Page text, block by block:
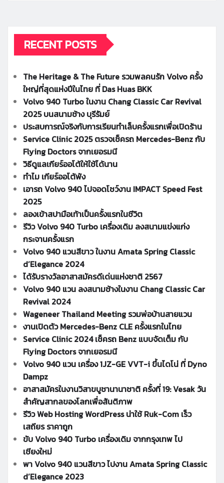
RECENT POSTS
The Heritage & The Future รวมพลคนรัก Volvo ครั้ง
ใหญ่ที่สุดแห่งปีในไทย ที่ Das Huas BKK
Volvo 940 Turbo ในงาน Chang Classic Car Revival
2025 บนสนามช้าง บุรีรัมย์
ประสบการณ์จริงกับการเรียนทำเล็บครั้งแรกเพื่อเปิดร้าน
Service Clinic 2025 ตรวจเช็ครถ Mercedes-Benz กับ
Flying Doctors จากเยอรมนี
วิธีดูแลเกียร์ออโต้ให้ใช้ได้นาน
ทำไม เกียร์ออโต้พัง
เอารถ Volvo 940 ไปจอดโชว์งาน IMPACT Speed Fest
2025
ลองเข้าสปามือเท้าเป็นครั้งแรกในชีวิต
รีวิว Volvo 940 Turbo เครื่องเดิม ลงสนามแข่งแก่ง
กระจานครั้งแรก
Volvo 940 แวนสีขาว ในงาน Amata Spring Classic
d’Elegance 2024
ได้รับรางวัลอาสาสมัครดีเด่นแห่งชาติ 2567
Volvo 940 แวน ลงสนามช้างในงาน Chang Classic Car
Revival 2024
Wageneer Thailand Meeting รวมพ่อบ้านสายแวน
งานเปิดตัว Mercedes-Benz CLE ครั้งแรกในไทย
Service Clinic 2024 เช็ครถ Benz แบบจัดเต็ม กับ
Flying Doctors จากเยอรมนี
Volvo 940 แวน เครื่อง 1JZ-GE VVT-i ขึ้นไดโน่ ที่ Dyno
Dampz
อาสาสมัครในงานวิสาขบูชานานาชาติ ครั้งที่ 19: Vesak วัน
สำคัญสากลของโลกเพื่อสันติภาพ
รีวิว Web Hosting WordPress น่าใช้ Ruk-Com เร็ว
เสถียร ราคาถูก
ขับ Volvo 940 Turbo เครื่องเดิม จากกรุงเทพ ไป
เชียงใหม่
พา Volvo 940 แวนสีขาว ไปงาน Amata Spring Classic
d’Elegance 2023